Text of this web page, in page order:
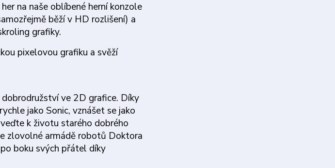
na naše oblíbené herní konzole
běží v HD rozlišení) a
grafiky.
pixelovou grafiku a svěží
ve 2D grafice. Díky
jako Sonic, vznášet se jako
k životu starého dobrého
zlovolné armádě robotů Doktora
boku svých přátel díky